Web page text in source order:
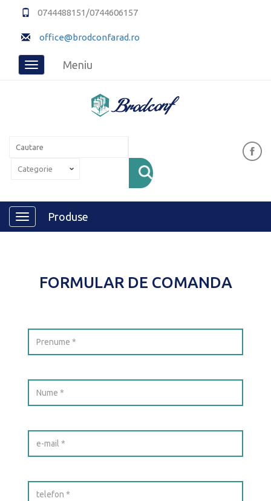
0744488151/0744606157
office@brodconfarad.ro
Toggle
Meniu
Toggle
navigation
Produse
FORMULAR DE COMANDA